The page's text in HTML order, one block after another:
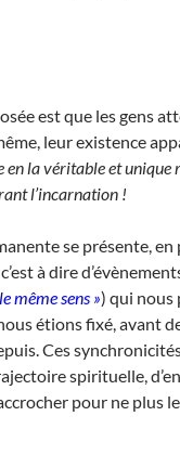
est que les gens
leur existence
en la véritable et
l’incarnation !
se présente,
à dire
même sens ») qui nous
étions fixé, avant
Ces
spirituelle,
pour ne plus